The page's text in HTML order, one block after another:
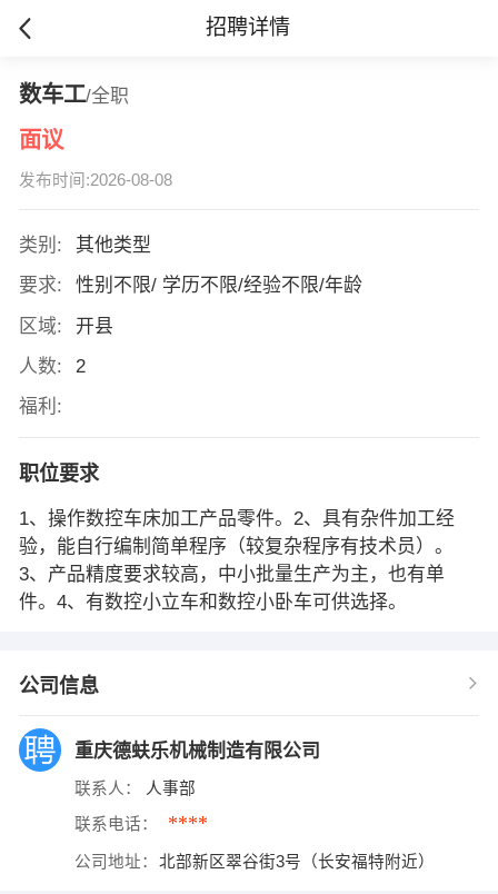
招聘详情
数车工/全职
面议
发布时间:2026-08-08
类别:
其他类型
要求:
性别不限/ 学历不限/经验不限/年龄
区域:
开县
人数:
2
福利:
职位要求
1、操作数控车床加工产品零件。2、具有杂件加工经
验，能自行编制简单程序（较复杂程序有技术员）。
3、产品精度要求较高，中小批量生产为主，也有单
件。4、有数控小立车和数控小卧车可供选择。
公司信息
重庆德蚨乐机械制造有限公司
联系人： 人事部
联系电话： ****
公司地址： 北部新区翠谷街3号（长安福特附近）